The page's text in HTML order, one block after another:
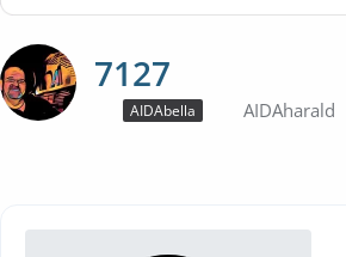
7127
AIDAbella AIDAharald